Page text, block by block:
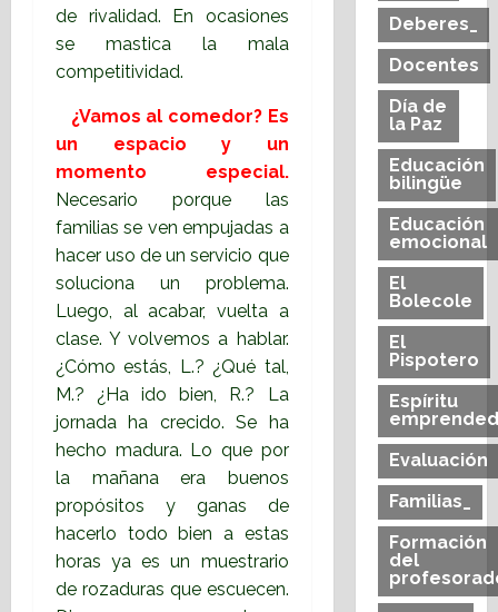
de rivalidad. En ocasiones
se mastica la mala
competitividad.
¿Vamos al comedor? Es
un espacio y un
momento especial.
Necesario porque las
familias se ven empujadas a
hacer uso de un servicio que
soluciona un problema.
Luego, al acabar, vuelta a
clase. Y volvemos a hablar.
¿Cómo estás, L.? ¿Qué tal,
M.? ¿Ha ido bien, R.? La
jornada ha crecido. Se ha
hecho madura. Lo que por
la mañana era buenos
propósitos y ganas de
hacerlo todo bien a estas
horas ya es un muestrario
de rozaduras que escuecen.
Deberes_
Docentes
Día de
la Paz
Educación
bilingüe
Educación
emocional
El
Bolecole
El
Pispotero
Espíritu
Evaluación
Familias_
Formación
del